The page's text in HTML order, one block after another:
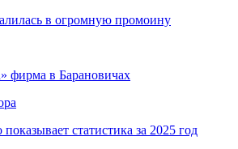
в огромную промоину
фирма в Барановичах
статистика за 2025 год